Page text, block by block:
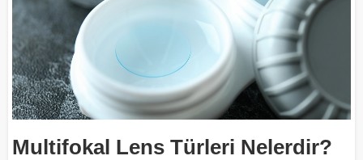
Multifokal Lens Türleri Nelerdir?